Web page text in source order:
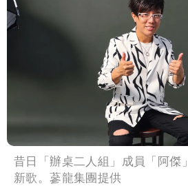
像」 憤怒發聲：已截
最新風雨預測！今天
姜厚任自爆「和女友
小三傳言：你在講三小
昔日「辦桌二人組」成員「阿傑
新歌。蔘龍集團提供